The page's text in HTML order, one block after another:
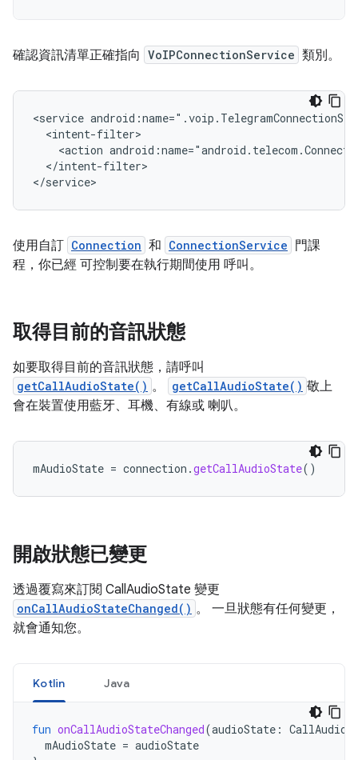
確認資訊清單正確指向 VoIPConnectionService 類別。
<service
  <intent-filter>
<action
  </intent-filter>
使用自訂 Connection 和 ConnectionService
門課
程，你已經 可控制要在執行期間使用 呼叫。
取得目前的音訊狀態
如要取得目前的音訊狀態，請呼叫
getCallAudioState() 。 getCallAudioState() 敬上
會在裝置使用藍牙、耳機、有線或 喇叭。
mAudioState = connection .getCallAudioState()
開啟狀態已變更
透過覆寫來訂閱 CallAudioState 變更
onCallAudioStateChanged() 。 一旦狀態有任何變更，
就會通知您。
Kotlin Java
fun onCallAudioStateChanged(audioState :
mAudioState = audioState